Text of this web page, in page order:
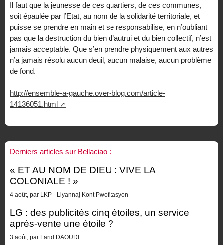
Il faut que la jeunesse de ces quartiers, de ces communes,
soit épaulée par l’Etat, au nom de la solidarité territoriale, et
puisse se prendre en main et se responsabilise, en n’oubliant
pas que la destruction du bien d’autrui et du bien collectif, n’est
jamais acceptable. Que s’en prendre physiquement aux autres
n’a jamais résolu aucun deuil, aucun malaise, aucun problème
de fond.
http://ensemble-a-gauche.over-blog.com/article-
14136051.html
Derniers articles sur Bellaciao :
« ET AU NOM DE DIEU : VIVE LA
COLONIALE ! »
4 août, par LKP - Liyannaj Kont Pwofitasyon
LG : des publicités cinq étoiles, un service
après-vente une étoile ?
3 août, par Farid DAOUDI